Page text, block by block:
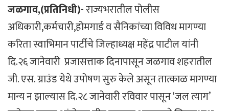
जळगाव,(प्रतिनिधी)-राज्यभरातील पोलीस
अधिकारी,कर्मचारी,होमगार्ड व सैनिकांच्या विविध मागण्या
करिता स्वाभिमान पार्टीचे जिल्हाध्यक्ष महेंद्र पाटील यांनी
दि.२६ जानेवारी प्रजासत्ताक दिनापासून जळगाव शहरातील
जी. एस. ग्राउंड येथे उपोषण सुरु केले असून तात्काळ मागण्या
मान्य न झाल्यास दि.२८ जानेवारी रविवार पासून ‘जल त्याग’